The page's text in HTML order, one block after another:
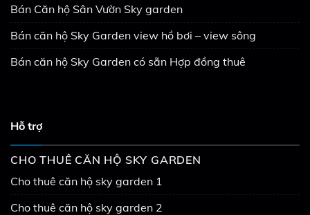
Bán Căn hộ Sân Vườn Sky garden
Bán căn hộ Sky Garden view hồ bơi – view sông
Bán căn hộ Sky Garden có sẵn Hợp đồng thuê
Hỗ trợ
CHO THUÊ CĂN HỘ SKY GARDEN
Cho thuê căn hộ sky garden 1
Cho thuê căn hộ sky garden 2